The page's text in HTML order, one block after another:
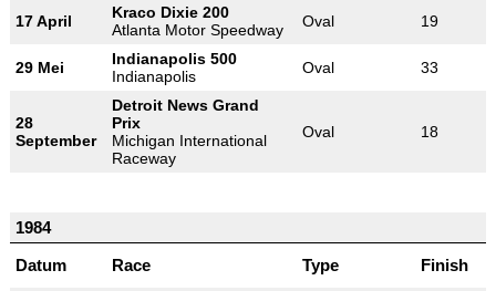
17 April
Kraco Dixie 200
Atlanta Motor Speedway
Oval 19
29 Mei
Indianapolis 500
Indianapolis
Oval 33
28
September
Detroit News Grand
Prix
Michigan International
Raceway
Oval 18
1984
Datum
Race Type Finish